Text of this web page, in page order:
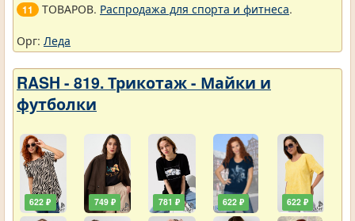
11 ТОВАРОВ. Распродажа для спорта и фитнеса.
Орг: Леда
RASH - 819. Трикотаж - Майки и
футболки
622 ₽ 749 ₽ 781 ₽ 622 ₽ 622 ₽